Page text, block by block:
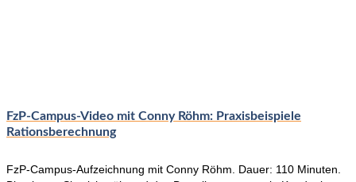
FzP-Campus-Video mit Conny Röhm: Praxisbeispiele
Rationsberechnung
FzP-Campus-Aufzeichnung mit Conny Röhm. Dauer: 110 Minuten.